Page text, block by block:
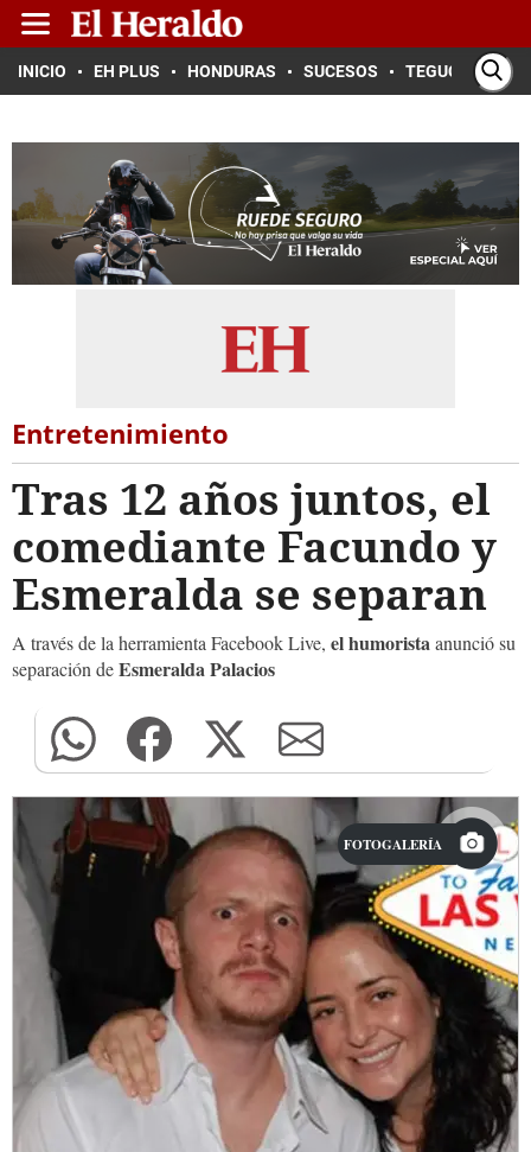
INICIO EH PLUS HONDURAS SUCESOS TEGUCIGALPA
Entretenimiento
Tras 12 años juntos, el
comediante Facundo y
Esmeralda se separan
A través de la herramienta Facebook Live, el humoristaanunció su
separación deEsmeralda Palacios
FOTOGALERÍA